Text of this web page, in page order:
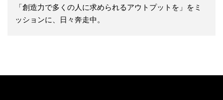
「創造力で多くの人に求められるアウトプットを」をミ
ッションに、日々奔走中。